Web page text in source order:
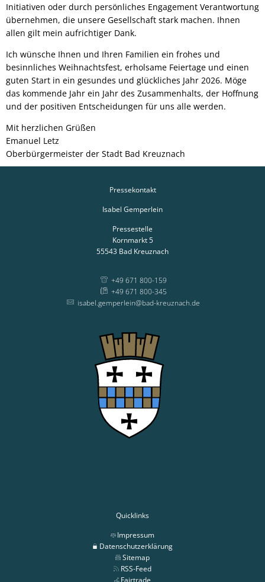
Initiativen oder durch persönliches Engagement Verantwortung
übernehmen, die unsere Gesellschaft stark machen. Ihnen
allen gilt mein aufrichtiger Dank.
Ich wünsche Ihnen und Ihren Familien ein frohes und
besinnliches Weihnachtsfest, erholsame Feiertage und einen
guten Start in ein gesundes und glückliches Jahr 2026. Möge
das kommende Jahr ein Jahr des Zusammenhalts, der Hoffnung
und der positiven Entscheidungen für uns alle werden.
Mit herzlichen Grüßen
Emanuel Letz
Oberbürgermeister der Stadt Bad Kreuznach
Pressekontakt
Isabel Gemperlein
Pressestelle
Kornmarkt 5
55543 Bad Kreuznach
+49 671 800-159
+49 671 800-345
isabel.gemperlein@bad-kreuznach.de
Quicklinks
Impressum
Datenschutzerklärung
Sitemap
RSS-Feed
Fairtrade